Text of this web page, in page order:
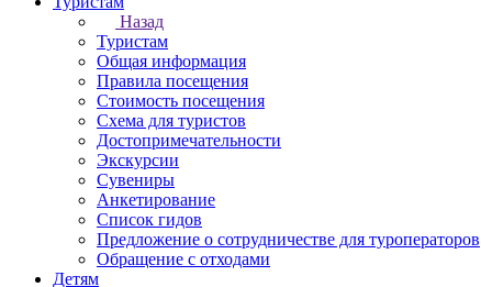
Назад
Туристам
Общая информация
Правила посещения
Стоимость посещения
Схема для туристов
Достопримечательности
Экскурсии
Сувениры
Анкетирование
Список гидов
Предложение о сотрудничестве для туроператоров
Обращение с отходами
Детям